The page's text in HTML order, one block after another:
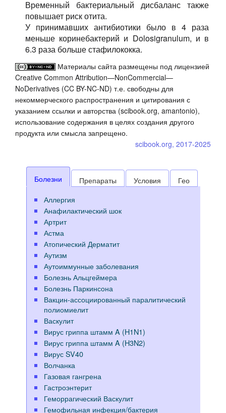
Временный бактериальный дисбаланс также
повышает риск отита.
У принимавших антибиотики было в 4 раза
меньше коринебактерий и Dolosigranulum, и в
6.3 раза больше стафилококка.
Материалы сайта размещены под лицензией
Creative Common Attribution—NonCommercial—
NoDerivatives (CC BY-NC-ND) т.е. свободны для
некоммерческого распространения и цитирования с
указанием ссылки и авторства (scibook.org, amantonio),
использование содержания в целях создания другого
продукта или смысла запрещено.
scibook.org, 2017-2025
Болезни Препараты Условия
Гео
Аллергия
Анафилактический шок
Артрит
Астма
Атопический Дерматит
Аутизм
Аутоиммунные заболевания
Болезнь Альцгеймера
Болезнь Паркинсона
Вакцин-ассоциированный паралитический
полиомиелит
Васкулит
Вирус гриппа штамм A (H1N1)
Вирус гриппа штамм A (H3N2)
Вирус SV40
Волчанка
Газовая гангрена
Гастроэнтерит
Геморрагический Васкулит
Гемофильная инфекция/бактерия